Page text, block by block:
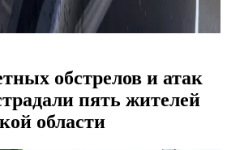
обстрелов и атак
пять жителей
области